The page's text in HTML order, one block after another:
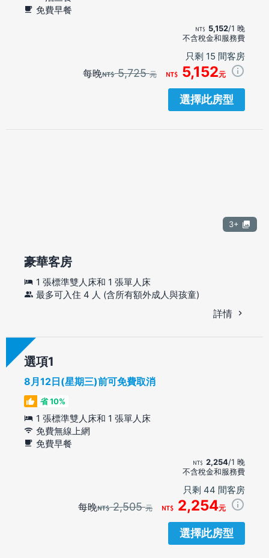
免費早餐
5,152/1 晚
不含稅金和服務費
只剩 15 間客房
每晚 5,725元 5,152元
選擇此房型
3+
豪華客房
1 張標準雙人床和 1 張單人床
最多可入住 4 人 (含所有額外成人與孩童)
詳情
選項
8月12日(星期三)前可免費取消
省 10%
1 張標準雙人床和 1 張單人床
免費無線上網
免費早餐
2,254/1 晚
不含稅金和服務費
只剩 44 間客房
每晚 2,505元 2,254元
選擇此房型